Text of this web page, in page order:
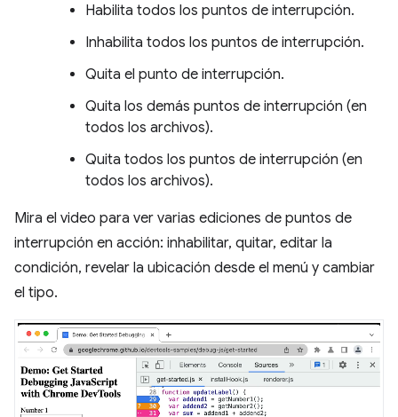
Habilita todos los puntos de interrupción.
Inhabilita todos los puntos de interrupción.
Quita el punto de interrupción.
Quita los demás puntos de interrupción (en
todos los archivos).
Quita todos los puntos de interrupción (en
todos los archivos).
Mira el video para ver varias ediciones de puntos de
interrupción en acción: inhabilitar, quitar, editar la
condición, revelar la ubicación desde el menú y cambiar
el tipo.